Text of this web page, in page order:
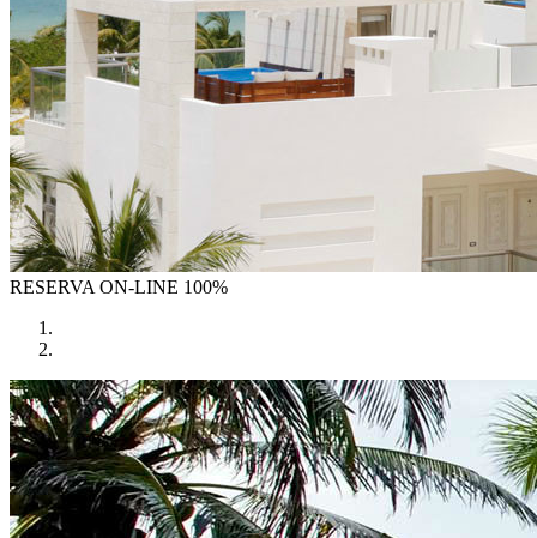
RESERVA ON-LINE 100%